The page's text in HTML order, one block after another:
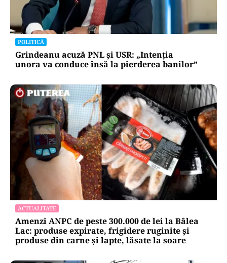
POLITICĂ
Grindeanu acuză PNL și USR: „Intenția
unora va conduce însă la pierderea banilor”
ACTUALITATE
Amenzi ANPC de peste 300.000 de lei la Bâlea
Lac: produse expirate, frigidere ruginite și
produse din carne și lapte, lăsate la soare